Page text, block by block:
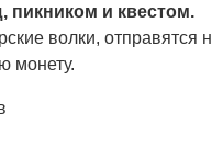
пикником и квестом.
волки, отправятся
монету.